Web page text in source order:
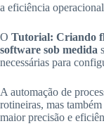
a eficiência
O Tutorial: Criando
software sob medida
necessárias para
A automação de
rotineiras, mas
maior precisão e